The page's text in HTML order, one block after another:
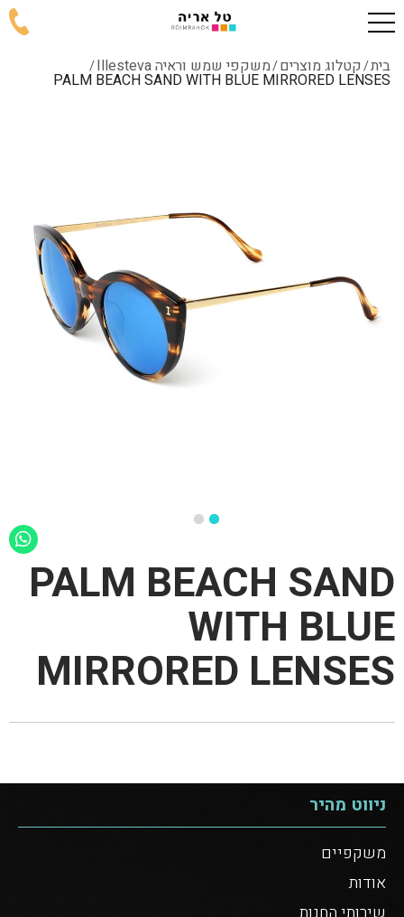
בית/קטלוג מוצרים/משקפי שמש וראיה Illesteva /
PALM BEACH SAND WITH BLUE MIRRORED LENSES
PALM BEACH SAND
WITH BLUE
MIRRORED LENSES
ניווט מהיר
משקפיים
אודות